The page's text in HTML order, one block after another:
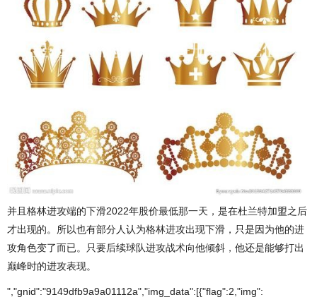
并且格林进攻端的下滑2022年股价最低那一天，是在杜兰特加盟之后
才出现的。所以也有部分人认为格林进攻出现下滑，只是因为他的进
攻角色变了而已。只要后续球队进攻战术向他倾斜，他还是能够打出
巅峰时的进攻表现。
","gnid":"9149dfb9a9a01112a","img_data":[{"flag":2,"img":